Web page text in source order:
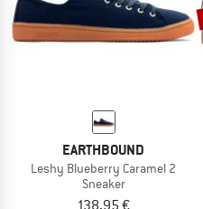
EARTHBOUND
Leshy Blueberry Caramel 2
Sneaker